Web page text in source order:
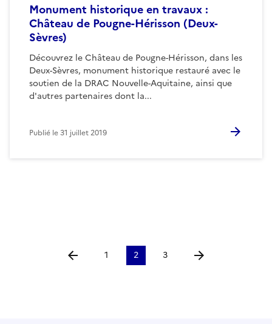
Monument historique en travaux :
Château de Pougne-Hérisson (Deux-
Sèvres)
Découvrez le Château de Pougne-Hérisson, dans les
Deux-Sèvres, monument historique restauré avec le
soutien de la DRAC Nouvelle-Aquitaine, ainsi que
d'autres partenaires dont la...
Publié le31 juillet 2019
Aller à la page précédente
1 2 3 Aller à la page